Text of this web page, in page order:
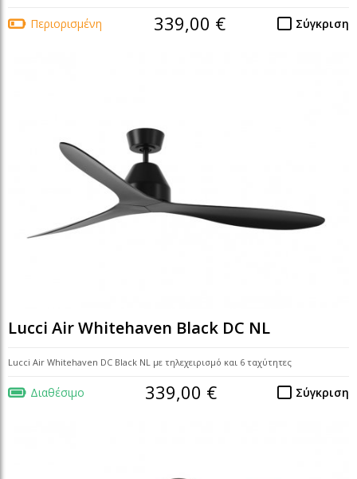
Περιορισμένη Σύγκριση
339,00 €
Lucci Air Whitehaven Black DC NL
Lucci Air Whitehaven DC Black NL με τηλεχειρισμό και 6 ταχύτητες
Διαθέσιμο Σύγκριση
339,00 €